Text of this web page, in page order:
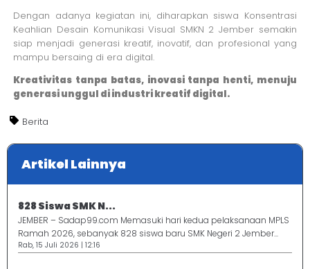
Dengan adanya kegiatan ini, diharapkan siswa Konsentrasi
Keahlian Desain Komunikasi Visual SMKN 2 Jember semakin
siap menjadi generasi kreatif, inovatif, dan profesional yang
mampu bersaing di era digital.
Kreativitas tanpa batas, inovasi tanpa henti, menuju
generasi unggul di industri kreatif digital.
Berita
Artikel Lainnya
828 Siswa SMK N...
JEMBER – Sadap99.com Memasuki hari kedua pelaksanaan MPLS
Ramah 2026, sebanyak 828 siswa baru SMK Negeri 2 Jember...
Rab, 15 Juli 2026 | 12:16